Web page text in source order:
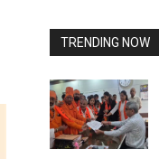
TRENDING NOW